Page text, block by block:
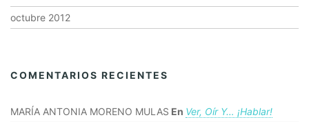
octubre 2012
COMENTARIOS RECIENTES
MARÍA ANTONIA MORENO MULAS En Ver, Oír Y… ¡hablar!